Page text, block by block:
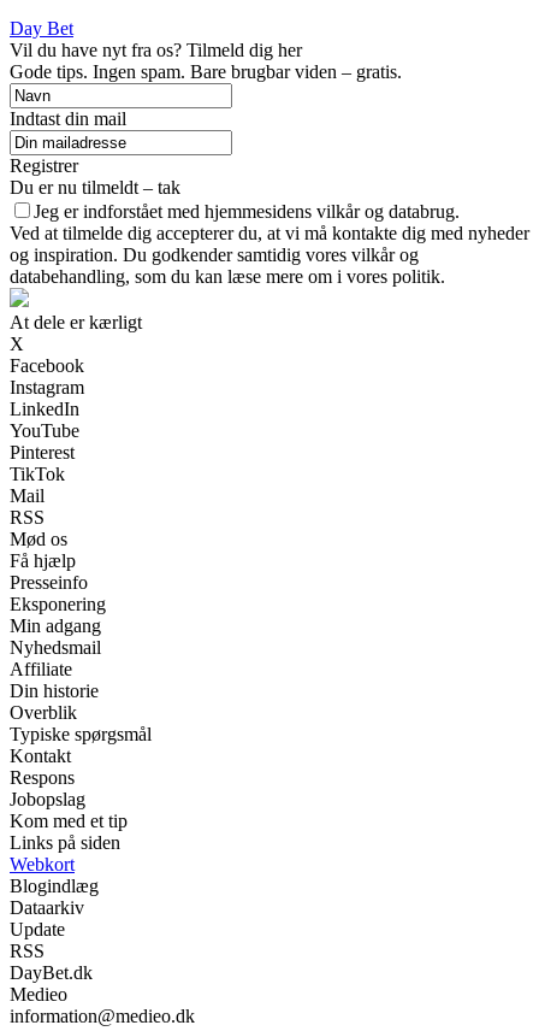
Day Bet
Vil du have nyt fra os? Tilmeld dig her
Gode tips. Ingen spam. Bare brugbar viden – gratis.
Indtast din mail
Registrer
Du er nu tilmeldt – tak
Jeg er indforstået med hjemmesidens vilkår og databrug.
Ved at tilmelde dig accepterer du, at vi må kontakte dig med nyheder
og inspiration. Du godkender samtidig vores vilkår og
databehandling, som du kan læse mere om i vores politik.
At dele er kærligt
X
Facebook
Instagram
LinkedIn
YouTube
Pinterest
TikTok
Mail
RSS
Mød os
Få hjælp
Presseinfo
Eksponering
Min adgang
Nyhedsmail
Affiliate
Din historie
Overblik
Typiske spørgsmål
Kontakt
Respons
Jobopslag
Kom med et tip
Links på siden
Webkort
Blogindlæg
Dataarkiv
Update
RSS
DayBet.dk
Medieo
information@medieo.dk